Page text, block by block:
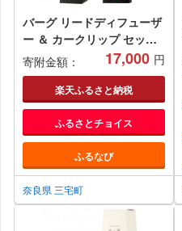
バーグ リードディフューザ
ー ＆ カークリップ セット (
プラチナシャワー ) 晴香堂
HARUKADO VAGE ルーム
フレグランス 芳香剤 インテ
リア アロマ 香り リビング
玄関 ベッドルーム 車 プレ
ゼント ギフト
寄附金額： 17,000 円
楽天ふるさと納税
ふるさとチョイス
ふるなび
奈良県 三宅町